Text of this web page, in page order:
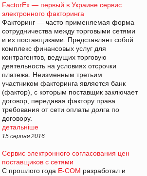
FactorEx — первый в Украине сервис
электронного факторинга
Факторинг — часто применяемая форма
сотрудничества между торговыми сетями
и их поставщиками. Представляет собой
комплекс финансовых услуг для
контрагентов, ведущих торговую
деятельность на условиях отсрочки
платежа. Неизменным третьим
участником факторинга является банк
(фактор), с которым поставщик заключает
договор, передавая фактору права
требования от сети оплаты долга по
договору.
детальніше
15 серпня 2016
Сервис электронного согласования цен
поставщиков с сетями
С прошлого года E-COM разработал и